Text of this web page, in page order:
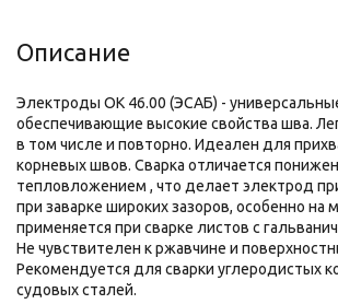
Описание
Электроды ОК 46.00 (ЭСАБ) -
обеспечивающие высокие свойства шва.
в том числе и повторно. Идеален для
корневых швов. Сварка отличается
тепловложением , что делает электрод
при заварке широких зазоров, особенно на
применяется при сварке листов с
Не чувствителен к ржавчине и
Рекомендуется для сварки углеродистых
судовых сталей.